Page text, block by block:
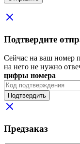
Подтвердите
Сейчас на ваш номер
на него не нужно
цифры номера
Подтвердить
Предзаказ